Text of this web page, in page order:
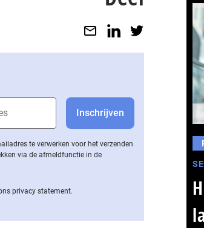
te verwerken voor het verzenden
via de af­meld­func­tie in de
privacy statement.